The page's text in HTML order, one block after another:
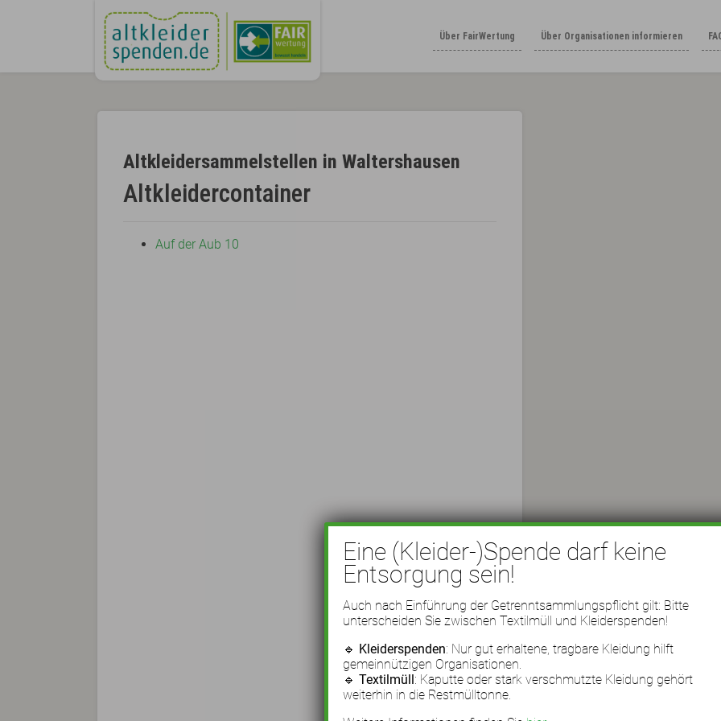
Über FairWertung Über Organisationen informieren
Altkleidersammelstellen in Waltershausen
Altkleidercontainer
Auf der Aub 10
Eine (Kleider-)Spende darf keine
Entsorgung sein!
Auch nach Einführung der Getrenntsammlungspflicht gilt: Bitte
unterscheiden Sie zwischen Textilmüll und Kleiderspenden!
🔹 Kleiderspenden: Nur gut erhaltene, tragbare Kleidung hilft
gemeinnützigen Organisationen.
🔹Textilmüll: Kaputte oder stark verschmutzte Kleidung gehört
weiterhin in die Restmülltonne.